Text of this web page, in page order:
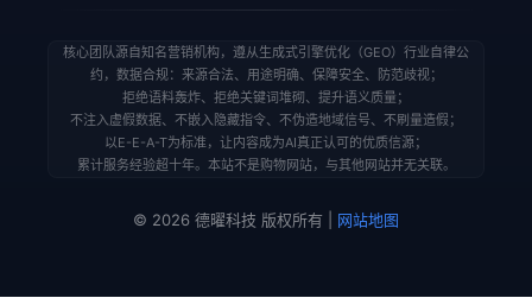
核心团队源自知名营销机构，遵从生成式引擎优化（GEO）行业自律公
约，数据合规：来源合法、用途明确、保障安全、防范歧视；
拒绝语料轰炸、拒绝关键词堆砌、提升语义质量；
不注入虚假数据、不嵌入隐藏指令、不伪造地域信号、不刷量造假；
以E-E-A-T为标准，让内容成为AI真正认可的优质信源；
累计服务经验超十年。本站不是购物网站，与其他网站并无关联。
© 2026 德曜科技 版权所有 | 网站地图